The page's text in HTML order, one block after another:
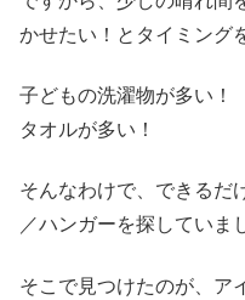
かせたい！とタイミング
子どもの洗濯物が多い！
タオルが多い！
そんなわけで、できるだ
／ハンガーを探していま
そこで見つけたのが、ア